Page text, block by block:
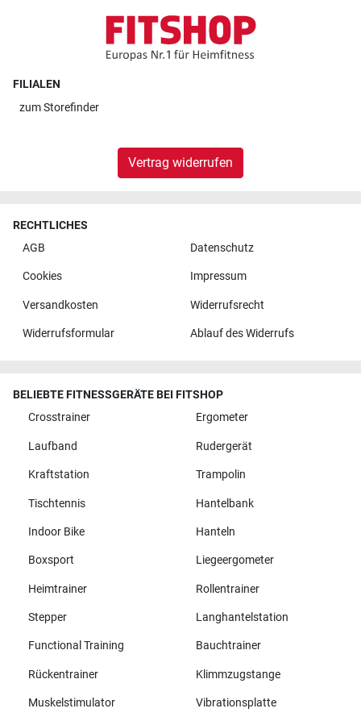
FILIALEN
zumStorefinder
Vertrag widerrufen
RECHTLICHES
AGB
Datenschutz
Cookies Impressum
Versandkosten Widerrufsrecht
Widerrufsformular Ablauf des Widerrufs
BELIEBTE FITNESSGERÄTE BEI FITSHOP
Crosstrainer
Ergometer
Laufband Rudergerät
Kraftstation Trampolin
Tischtennis Hantelbank
Indoor Bike Hanteln
Boxsport Liegeergometer
Heimtrainer Rollentrainer
Stepper Langhantelstation
Functional Training Bauchtrainer
Rückentrainer Klimmzugstange
Muskelstimulator Vibrationsplatte